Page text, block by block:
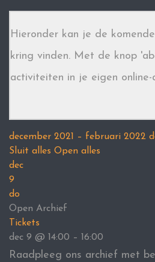
Hieronder kan je de
kring vinden. Met de knop
activiteiten in je eigen
december 2021 – februari 2022
Sluit alles Open alles
dec
9
do
Open Archief
Tickets
dec 9 @ 14:00 – 16:00
Raadpleeg ons archief met